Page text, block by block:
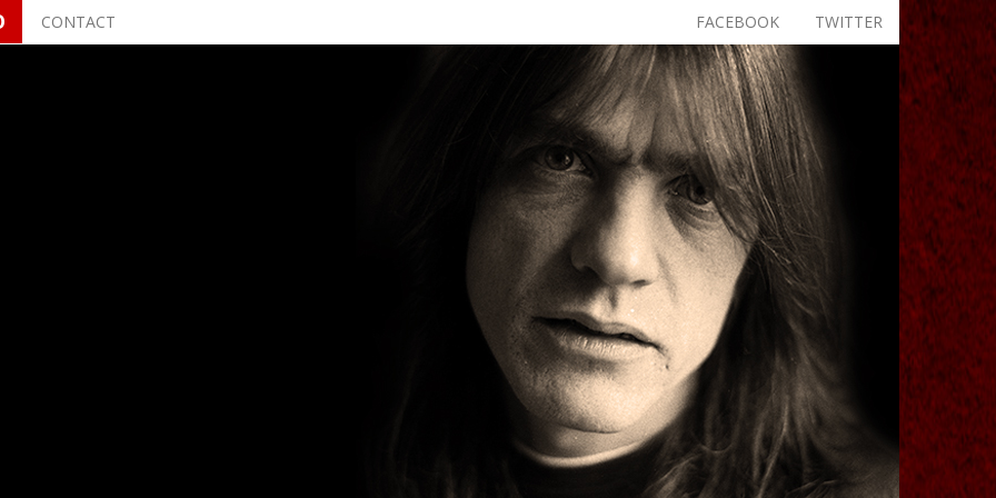
CONTACT TWITTER
FACEBOOK